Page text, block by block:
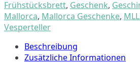
Figur"
-
individuell
Menge
Frühstücksbrett, Geschenk,
Mallorca, Mallorca Geschenke,
Vesperteller
Beschreibung
Zusätzliche Informationen